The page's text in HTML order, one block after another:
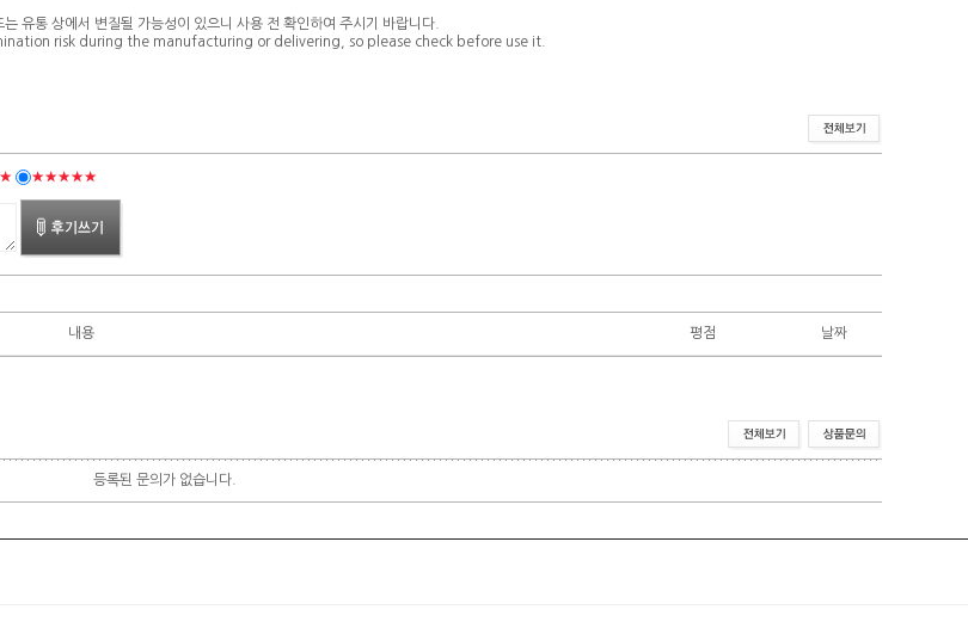
유통 상에서 변질될 가능성이 있으니 사용 전 확인하여 주시기 바랍니다.
risk during the manufacturing or delivering, so please check before use it.
★★★★★
내용 평점 날짜
등록된 문의가 없습니다.